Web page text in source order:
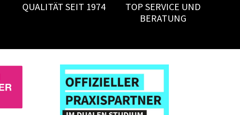
QUALITÄT SEIT 1974
TOP SERVICE UND
BERATUNG